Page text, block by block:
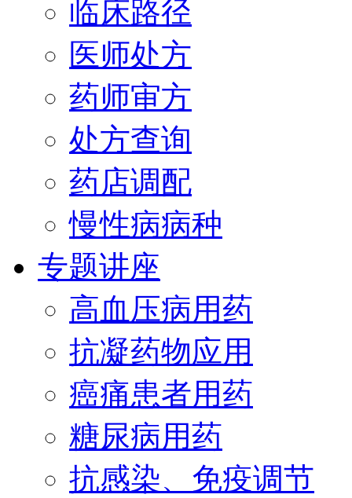
临床路径
医师处方
药师审方
处方查询
药店调配
慢性病病种
专题讲座
高血压病用药
抗凝药物应用
癌痛患者用药
糖尿病用药
抗感染、免疫调节